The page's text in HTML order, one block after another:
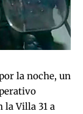
la noche, un
Villa 31 a